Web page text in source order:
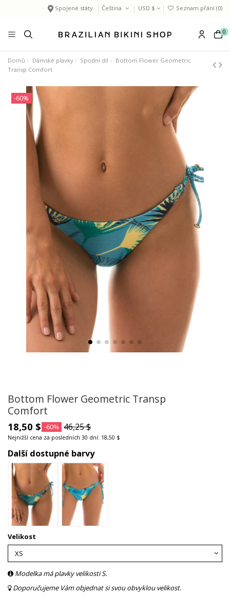
Spojené státy Čeština USD $ Seznam přání (0)
0
Domů Dámské plavky Spodní díl
Bottom Flower Geometric
Transp Comfort
-60%
Bottom Flower Geometric Transp
Comfort
18,50 $ -60% 46,25 $
Nejnižší cena za posledních 30 dní: 18,50 $
Další dostupné barvy
Velikost
Modelka má plavky velikosti S.
Doporučujeme Vám objednat si svou obvyklou velikost.